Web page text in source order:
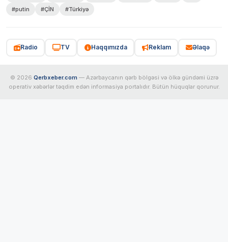
#putin
#ÇİN #Türkiyə
Radio TV Haqqımızda Reklam Əlaqə
© 2026 Qerbxeber.com — Azərbaycanın qərb bölgəsi və ölkə gündəmi üzrə
operativ xəbərlər təqdim edən informasiya portalıdır. Bütün hüquqlar qorunur.